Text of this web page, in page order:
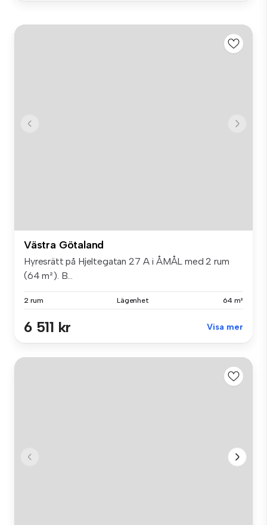
Västra Götaland
Hyresrätt på Hjeltegatan 27 A i ÅMÅL med 2 rum
(64 m²). B...
2 rum Lägenhet 64 m²
6 511 kr Visa mer